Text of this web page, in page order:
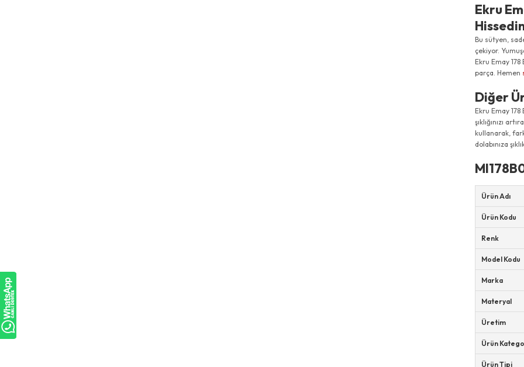
Ekru
Bu sütyen,
çekiyor.
Ekru Emay
parça. Hemen
Diğer
Ekru Emay
şıklığınızı
kullanarak,
dolabınıza
Ürün Adı
Ürün Kodu
Renk
Model Kodu
Marka
Materyal
Üretim
Ürün
Ürün Tipi